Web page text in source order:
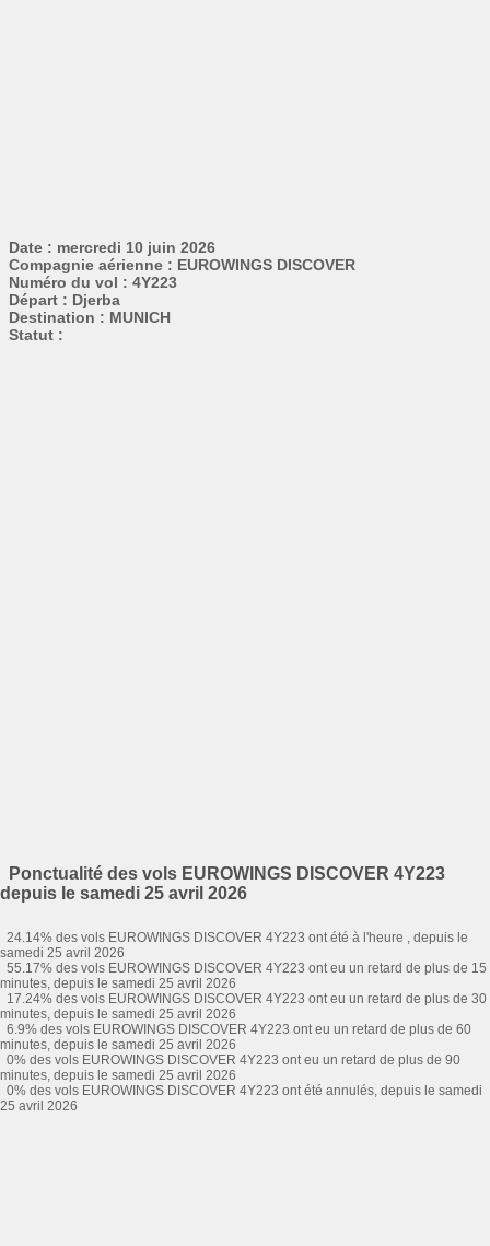
Date : mercredi 10 juin 2026
Compagnie aérienne : EUROWINGS DISCOVER
Numéro du vol : 4Y223
Départ : Djerba
Destination : MUNICH
Statut :
Ponctualité des vols EUROWINGS DISCOVER 4Y223
depuis le samedi 25 avril 2026
24.14% des vols EUROWINGS DISCOVER 4Y223 ont été à l'heure , depuis le
samedi 25 avril 2026
55.17% des vols EUROWINGS DISCOVER 4Y223 ont eu un retard de plus de 15
minutes, depuis le samedi 25 avril 2026
17.24% des vols EUROWINGS DISCOVER 4Y223 ont eu un retard de plus de 30
minutes, depuis le samedi 25 avril 2026
6.9% des vols EUROWINGS DISCOVER 4Y223 ont eu un retard de plus de 60
minutes, depuis le samedi 25 avril 2026
0% des vols EUROWINGS DISCOVER 4Y223 ont eu un retard de plus de 90
minutes, depuis le samedi 25 avril 2026
0% des vols EUROWINGS DISCOVER 4Y223 ont été annulés, depuis le samedi
25 avril 2026